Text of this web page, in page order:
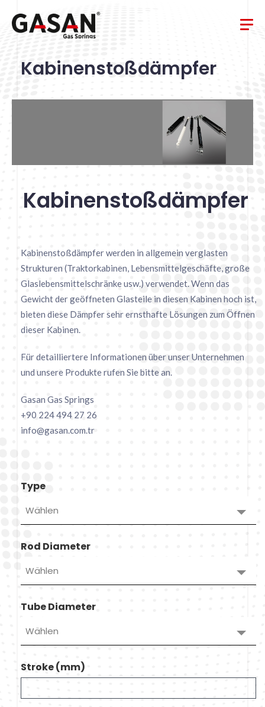
Kabinenstoßdämpfer
Kabinenstoßdämpfer
Kabinenstoßdämpfer werden in allgemein verglasten
Strukturen (Traktorkabinen, Lebensmittelgeschäfte, große
Glaslebensmittelschränke usw.) verwendet. Wenn das
Gewicht der geöffneten Glasteile in diesen Kabinen hoch ist,
bieten diese Dämpfer sehr ernsthafte Lösungen zum Öffnen
dieser Kabinen.
Für detailliertere Informationen über unser Unternehmen
und unsere Produkte rufen Sie bitte an.
Gasan Gas Springs
+90 224 494 27 26
info@gasan.com.tr
Type
Wählen
Rod Diameter
Wählen
Tube Diameter
Wählen
Stroke (mm)